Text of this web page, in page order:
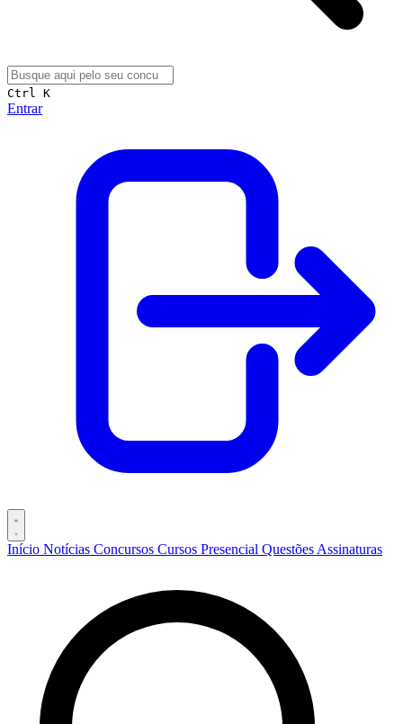
Ctrl K
Entrar
Início Notícias Concursos Cursos Presencial Questões Assinaturas